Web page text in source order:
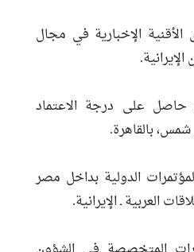
الإخبارية في مجال
على درجة الاعتماد
بالقاهرة.
الدولية بداخل مصر
العربية ـ الإيرانية.